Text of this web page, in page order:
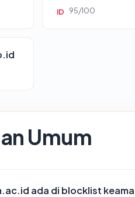
ID 95/100
Umum
ada di blocklist